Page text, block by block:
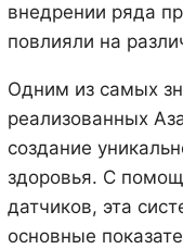
внедрении ряда
повлияли на
Одним из самых
реализованных
создание
здоровья. С
датчиков, эта
основные